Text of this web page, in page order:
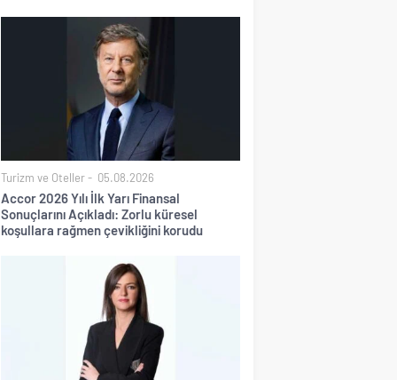
Turizm ve Oteller 05.08.2026
Accor 2026 Yılı İlk Yarı Finansal
Sonuçlarını Açıkladı: Zorlu küresel
koşullara rağmen çevikliğini korudu